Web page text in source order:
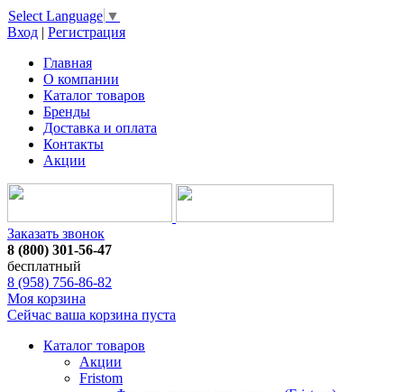
Select Language ▼
Вход | Регистрация
Главная
О компании
Каталог товаров
Бренды
Доставка и оплата
Контакты
Акции
Заказать звонок
8 (800) 301-56-47
бесплатный
8 (958) 756-86-82
Моя корзина
Сейчас ваша корзина пуста
Каталог товаров
Акции
Fristom